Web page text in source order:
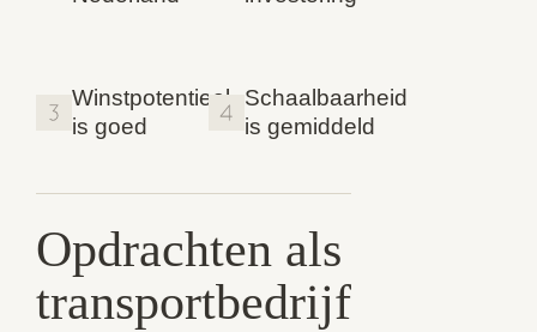
Winstpotentieel
is goed
Schaalbaarheid
is gemiddeld
Opdrachten als
transportbedrijf